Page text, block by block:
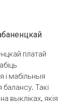
платай
і мабільныя
балансу. Такі
выкліках, якія